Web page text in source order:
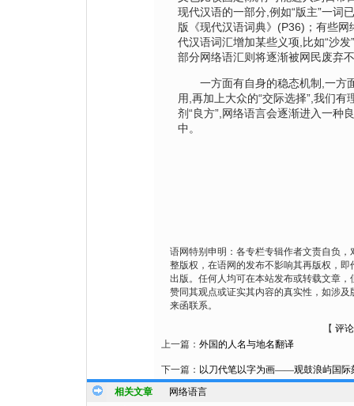
现代汉语的一部分,例如“版主”一词
版《现代汉语词典》(P36)；有些网
代汉语词汇增加某些义项,比如“沙发
部分网络语汇则将逐渐被网民废弃
一方面有自身的稳态机制,一方
用,再加上大众的“交际选择”,我们有
剂“良方”,网络语言会逐渐进入一种
中。
语网特别申明：各专栏专辑作者文责自负，
整版权，在语网的发布不影响其再版权，即
出版。任何人均可在本站发布或转载文章，
赞同其观点或证实其内容的真实性，如涉及
来函联系。
【 评论
上一篇： 外国的人名与地名翻译
下一篇： 以刀代笔以字为画——观鼓浪屿国际
相关文章
网络语言